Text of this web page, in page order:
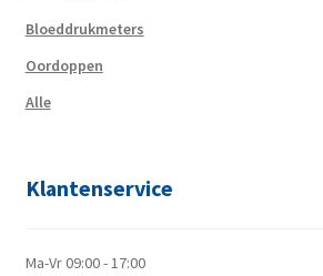
Bloeddrukmeters
Oordoppen
Alle
Klantenservice
Ma-Vr 09:00 - 17:00